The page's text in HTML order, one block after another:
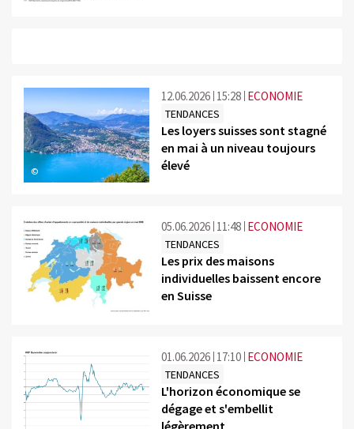
©
12.06.2026 15:28 ECONOMIE
TENDANCES
Les loyers suisses sont stagné
en mai à un niveau toujours
élevé
05.06.2026 11:48 ECONOMIE
TENDANCES
Les prix des maisons
individuelles baissent encore
en Suisse
01.06.2026 17:10 ECONOMIE
TENDANCES
L'horizon économique se
dégage et s'embellit
légèrement